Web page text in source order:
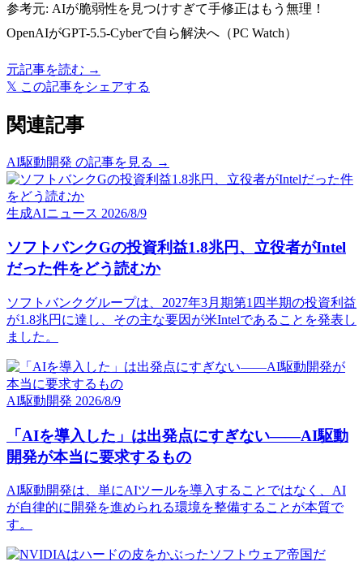
参考元: AIが脆弱性を見つけすぎて手修正はもう無理！
OpenAIがGPT-5.5-Cyberで自ら解決へ（PC Watch）
元記事を読む →
𝕏 この記事をシェアする
関連記事
AI駆動開発 の記事を見る →
生成AIニュース 2026/8/9
ソフトバンクGの投資利益1.8兆円、立役者がIntel
だった件をどう読むか
ソフトバンクグループは、2027年3月期第1四半期の投資利益
が1.8兆円に達し、その主な要因が米Intelであることを発表し
ました。
AI駆動開発 2026/8/9
「AIを導入した」は出発点にすぎない——AI駆動
開発が本当に要求するもの
AI駆動開発は、単にAIツールを導入することではなく、AI
が自律的に開発を進められる環境を整備することが本質で
す。